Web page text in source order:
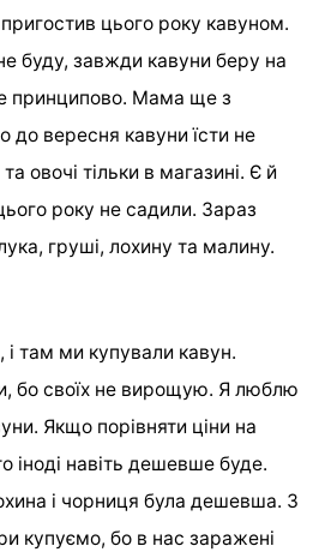
цього року кавуном.
буду, завжди кавуни беру на
принципово. Мама ще з
до вересня кавуни їсти не
овочі тільки в магазині. Є й
року не садили. Зараз
груші, лохину та малину.
і там ми купували кавун.
бо своїх не вирощую. Я люблю
Якщо порівняти ціни на
іноді навіть дешевше буде.
і чорниця була дешевша. З
купуємо, бо в нас заражені